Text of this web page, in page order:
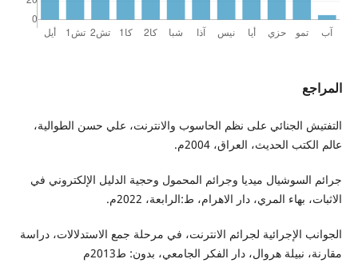
المراجع
التفتيش الجنائي على نظم الحاسوب والانترنت، علي حسن الطوالية،
عالم الكتب الحديث، العراق، 2004م.
جرائم السوشيال ميديا وجرائم المحمول وحجية الدليل الإلكتروني في
الاثبات، بهاء المري، دار الاهرام، ط:الرابعة، 2022م.
الجوانب الإجرائية لجرائم الانترنت، في مرحلة جمع الاستدلالات، دراسة
مقارنة، نبيلة هروال، دار الفكر الجامعي، بدون: ط2013م